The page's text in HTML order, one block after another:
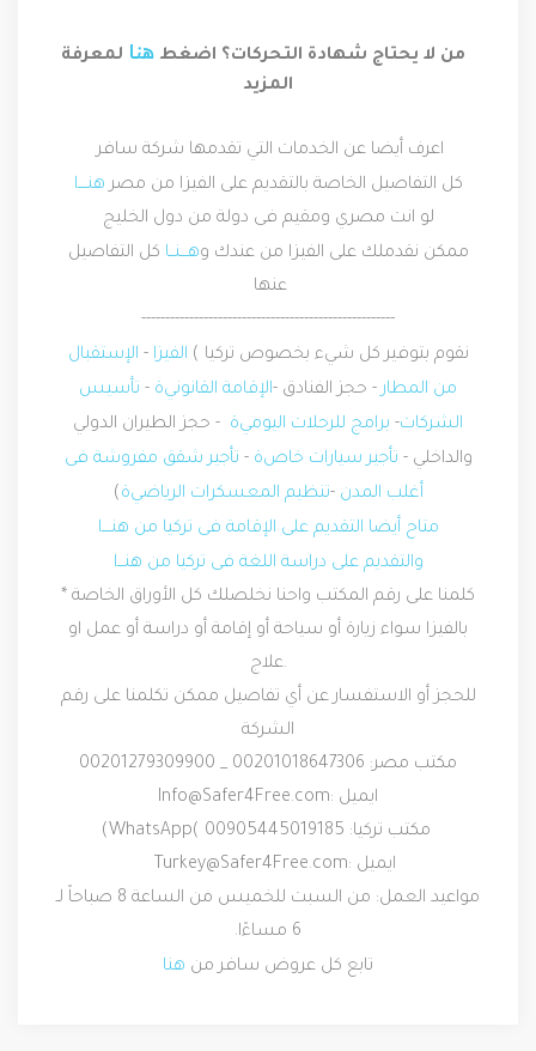
من لا يحتاج شهادة التحركات؟ اضغط هنا لمعرفة
المزيد
اعرف أيضا عن الخدمات التي تقدمها شركة سافر
كل التفاصيل الخاصة بالتقديم على الفيزا من مصر هنــــا
لو انت مصري ومقيم فى دولة من دول الخليج
ممكن نقدملك على الفيزا من عندك وهـــنــا كل التفاصيل
عنها
-----------------------------------------------------
نقوم بتوفير كل شيء بخصوص تركيا ( الفيزا - الإستقبال
من المطار - حجز الفنادق -الإقامة القانونية - تأسيس
الشركات- برامج للرحلات اليومية - حجز الطيران الدولي
والداخلي - تأجير سيارات خاصة - تأجير شقق مفروشة فى
أغلب المدن -تنظيم المعسكرات الرياضية)
متاح أيضا التقديم على الإقامة فى تركيا من هنــــا
والتقديم على دراسة اللغة فى تركيا من هنـــا
* كلمنا على رقم المكتب واحنا نخلصلك كل الأوراق الخاصة
بالفيزا سواء زيارة أو سياحة أو إقامة أو دراسة أو عمل او
علاج.
للحجز أو الاستفسار عن أي تفاصيل ممكن تكلمنا على رقم
الشركة
مكتب مصر: 00201018647306 _ 00201279309900
ايميل :
Info@Safer4Free.com
مكتب تركيا: 00905445019185
(
WhatsApp)
ايميل :
Turkey@Safer4Free.com
مواعيد العمل: من السبت للخميس من الساعة 8 صباحاً لـ
6 مساءًا
.
تابع كل عروض سافر من هنا